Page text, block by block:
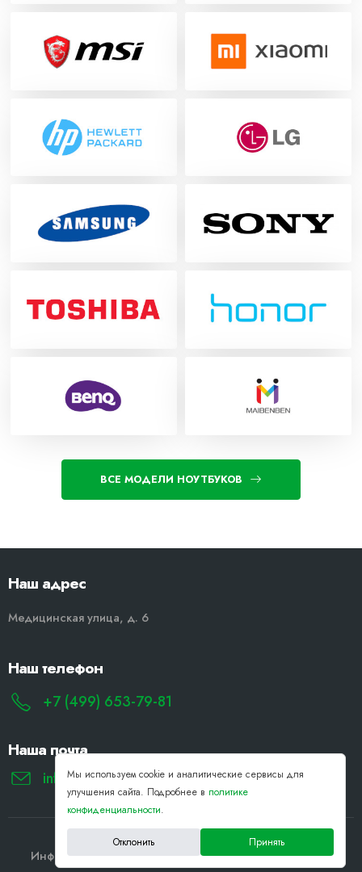
ВСЕ МОДЕЛИ НОУТБУКОВ
Наш адрес
Медицинская улица, д. 6
Наш телефон
+7 (499) 653-79-81
Наша почта
info@remont-noutbukov-pk.ru
Информация на сайте не является публичной офертой
Мы используем cookie и аналитические сервисы для
улучшения сайта. Подробнее в политике
конфиденциальности.
Отклонить Принять